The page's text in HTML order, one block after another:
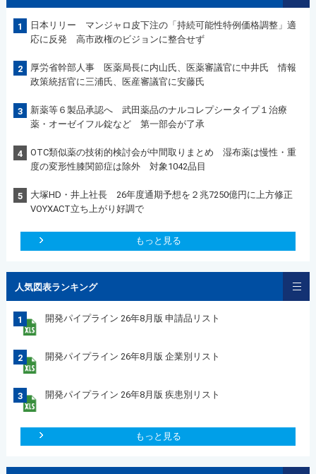
1
日本リリー マンジャロ皮下注の「持続可能性特例価格調整」適
応に反発 高市政権のビジョンに整合せず
2
厚労省幹部人事 医薬局長に内山氏、医薬審議官に中井氏 情報
政策統括官に三浦氏、医産審議官に安藤氏
3
新薬等６製品承認へ 武田薬品のナルコレプシータイプ１治療
薬・オーゼイフル錠など 第一部会が了承
4
OTC類似薬の技術的検討会が中間取りまとめ 湿布薬は慢性・重
度の変形性膝関節症は除外 対象1042品目
5
大塚HD・井上社長 26年度通期予想を２兆7250億円に上方修正
VOYXACT立ち上がり好調で
もっと見る
人気図表ランキング
1 開発パイプライン 26年8月版 申請品リスト
2 開発パイプライン 26年8月版 企業別リスト
3 開発パイプライン 26年8月版 疾患別リスト
もっと見る